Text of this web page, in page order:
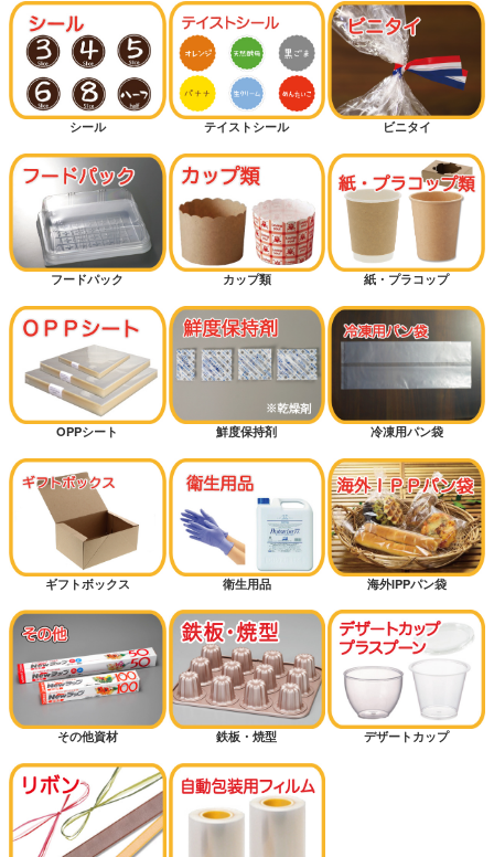
シール テイストシール ビニタイ
フードパック カップ類 紙・プラコップ
OPPシート 鮮度保持剤 冷凍用パン袋
ギフトボックス 衛生用品 海外IPPパン袋
その他資材 鉄板・焼型 デザートカップ